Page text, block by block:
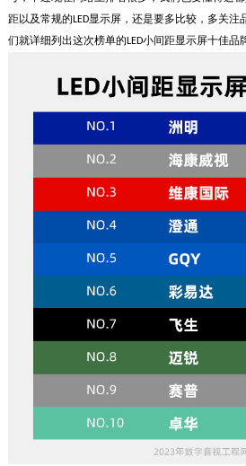
距以及常规的LED显示屏，还是要多比较，多关注
们就详细列出这次榜单的LED小间距显示屏十佳品